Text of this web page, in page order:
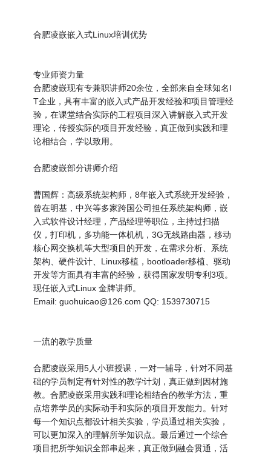
合肥凌嵌嵌入式Linux培训优势
专业师资力量
合肥凌嵌现有专兼职讲师20余位，全部来自全球知名I
T企业，具有丰富的嵌入式产品开发经验和项目管理经
验，在课堂结合实际的工程项目深入讲解嵌入式开发
理论，传授实际的项目开发经验，真正做到实践和理
论相结合，学以致用。
合肥凌嵌部分讲师介绍
曹国辉：高级系统架构师，8年嵌入式系统开发经验，
曾在明基，中兴等多家跨国公司担任系统架构师，嵌
入式软件设计经理，产品经理等职位，主持过扫描
仪，打印机，多功能一体机机，3G无线路由器，移动
核心网交换机等大型项目的开发，在需求分析、系统
架构、硬件设计、Linux移植，bootloader移植、驱动
开发等方面具有丰富的经验，获得国家发明专利3项。
现任嵌入式Linux 金牌讲师。
Email: guohuicao@126.com QQ: 1539730715
一流的教学质量
合肥凌嵌采用5人小班授课，一对一辅导，针对不同基
础的学员制定有针对性的教学计划，真正做到因材施
教。合肥凌嵌采用实践和理论相结合的教学方法，重
点培养学员的实际动手和实际的项目开发能力。针对
每一个知识点都设计相关实验，学员通过相关实验，
可以更加深入的理解所学知识点。最后通过一个综合
项目把所学知识全部串起来，真正做到融会贯通，活